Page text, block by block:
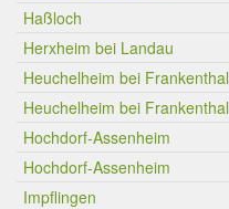
Haßloch
Herxheim bei Landau
Heuchelheim bei Frankenthal
Heuchelheim bei Frankenthal
Hochdorf-Assenheim
Hochdorf-Assenheim
Impflingen